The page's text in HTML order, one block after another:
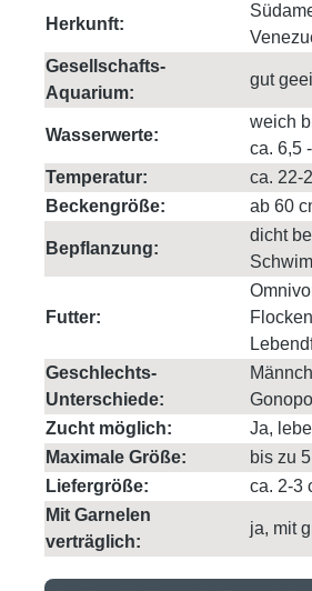
Herkunft:
Gesellschafts-
Aquarium:
gut
Wasserwerte:
weich
ca. 6,5
Temperatur:
ca. 22-
Beckengröße:
ab 60
Bepflanzung:
dicht
Futter:
Geschlechts-
Unterschiede:
Zucht möglich:
Ja,
Maximale Größe:
bis zu
Liefergröße:
ca. 2-3
Mit Garnelen
verträglich:
ja, mit